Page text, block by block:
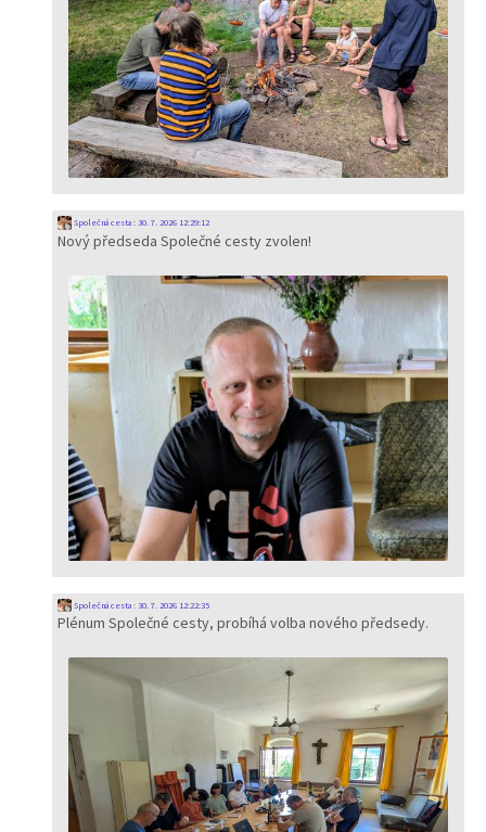
Společná cesta: 30. 7. 2026 12:29:12
Nový předseda Společné cesty zvolen!
Společná cesta: 30. 7. 2026 12:22:35
Plénum Společné cesty, probíhá volba nového předsedy.